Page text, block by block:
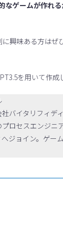
なゲームが作れ
に興味ある方はぜ
を用いて作成
バイタリフィディ
ロセスエンジニ
ジョイン。ゲー